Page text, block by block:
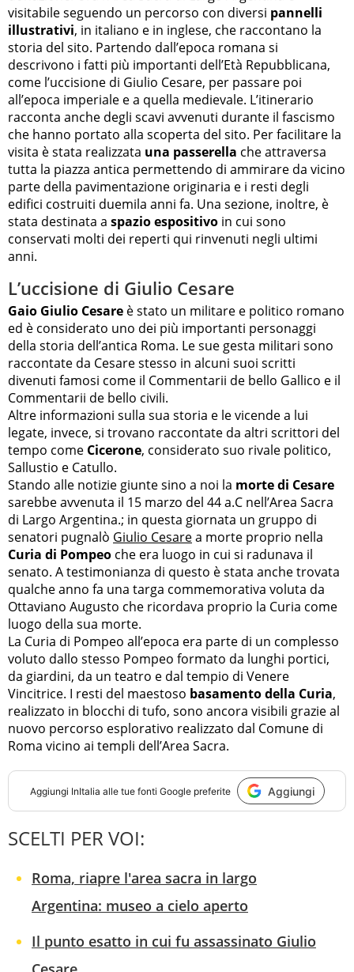
visitabile seguendo un percorso con diversi pannelli
illustrativi, in italiano e in inglese, che raccontano la
storia del sito. Partendo dall’epoca romana si
descrivono i fatti più importanti dell’Età Repubblicana,
come l’uccisione di Giulio Cesare, per passare poi
all’epoca imperiale e a quella medievale. L’itinerario
racconta anche degli scavi avvenuti durante il fascismo
che hanno portato alla scoperta del sito. Per facilitare la
visita è stata realizzata una passerella che attraversa
tutta la piazza antica permettendo di ammirare da vicino
parte della pavimentazione originaria e i resti degli
edifici costruiti duemila anni fa. Una sezione, inoltre, è
stata destinata a spazio espositivo in cui sono
conservati molti dei reperti qui rinvenuti negli ultimi
anni.
L’uccisione di Giulio Cesare
Gaio Giulio Cesare è stato un militare e politico romano
ed è considerato uno dei più importanti personaggi
della storia dell’antica Roma. Le sue gesta militari sono
raccontate da Cesare stesso in alcuni suoi scritti
divenuti famosi come il Commentarii de bello Gallico e il
Commentarii de bello civili.
Altre informazioni sulla sua storia e le vicende a lui
legate, invece, si trovano raccontate da altri scrittori del
tempo come Cicerone, considerato suo rivale politico,
Sallustio e Catullo.
Stando alle notizie giunte sino a noi la morte di Cesare
sarebbe avvenuta il 15 marzo del 44 a.C nell’Area Sacra
di Largo Argentina.; in questa giornata un gruppo di
senatori pugnalò Giulio Cesarea morte proprio nella
Curia di Pompeo che era luogo in cui si radunava il
senato. A testimonianza di questo è stata anche trovata
qualche anno fa una targa commemorativa voluta da
Ottaviano Augusto che ricordava proprio la Curia come
luogo della sua morte.
La Curia di Pompeo all’epoca era parte di un complesso
voluto dallo stesso Pompeo formato da lunghi portici,
da giardini, da un teatro e dal tempio di Venere
Vincitrice. I resti del maestoso basamento della Curia,
realizzato in blocchi di tufo, sono ancora visibili grazie al
nuovo percorso esplorativo realizzato dal Comune di
Roma vicino ai templi dell’Area Sacra.
Aggiungi InItalia alle tue fonti Google preferite Aggiungi
SCELTI PER VOI:
Roma, riapre l'area sacra in largo
Argentina: museo a cielo aperto
Il punto esatto in cui fu assassinato Giulio